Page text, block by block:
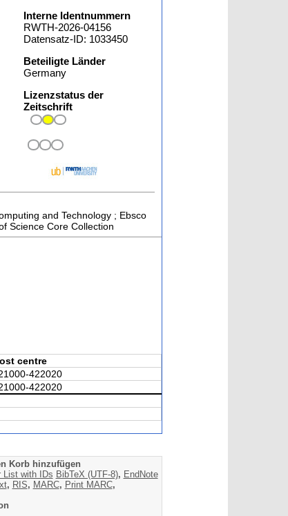
Interne Identnummern
RWTH-2026-04156
Datensatz-ID: 1033450
Beteiligte Länder
Germany
Lizenzstatus der
Zeitschrift
and Technology ; Ebsco
Science Core Collection
centre
422020
422020
Korb hinzufügen
List with IDs BibTeX (UTF-8), EndNote
, RIS, MARC, Print MARC,